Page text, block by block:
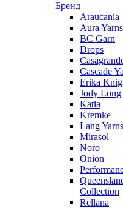
Бренд
Araucania
Aura Yarns
BC Garn
Drops
Cascade
Erika
Jody Long
Katia
Kremke
Lang Yarns
Mirasol
Noro
Onion
Collection
Rellana